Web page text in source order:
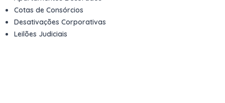
Cotas de Consórcios
Desativações Corporativas
Leilões Judiciais